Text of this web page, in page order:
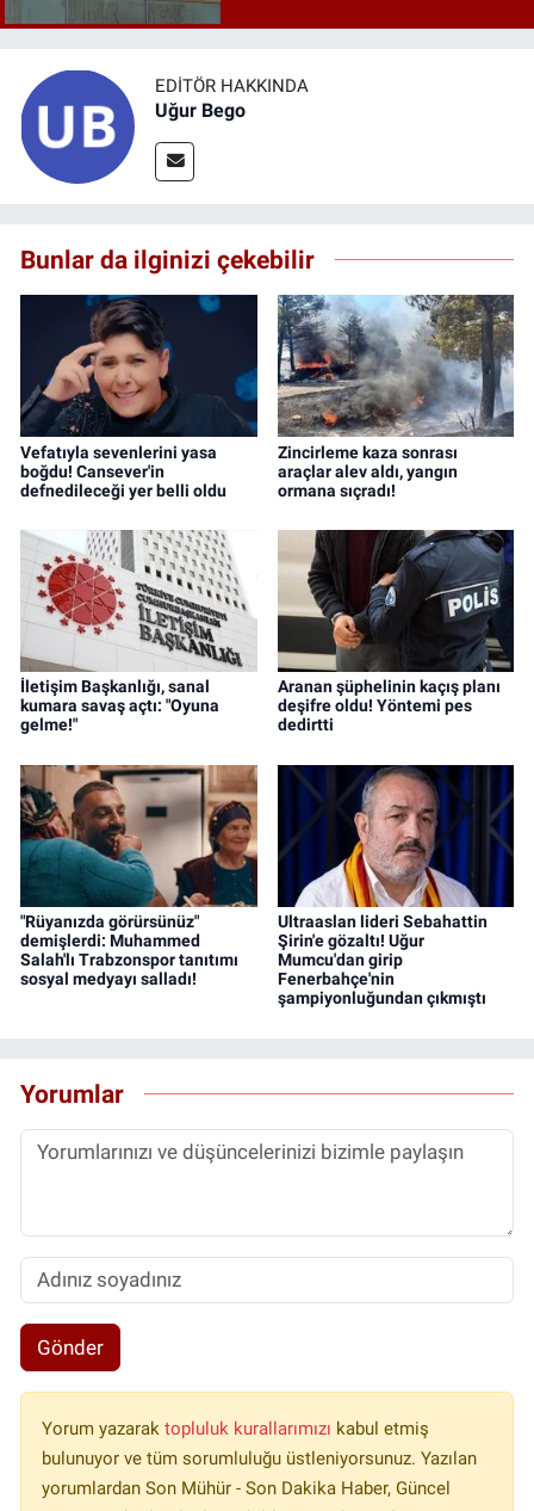
EDITÖR HAKKINDA
Uğur Bego
Bunlar da ilginizi çekebilir
Vefatıyla sevenlerini yasa
boğdu! Cansever'in
defnedileceği yer belli oldu
Zincirleme kaza sonrası
araçlar alev aldı, yangın
ormana sıçradı!
İletişim Başkanlığı, sanal
kumara savaş açtı: "Oyuna
gelme!"
Aranan şüphelinin kaçış planı
deşifre oldu! Yöntemi pes
dedirtti
"Rüyanızda görürsünüz"
demişlerdi: Muhammed
Salah'lı Trabzonspor tanıtımı
sosyal medyayı salladı!
Ultraaslan lideri Sebahattin
Şirin'e gözaltı! Uğur
Mumcu'dan girip
Fenerbahçe'nin
şampiyonluğundan çıkmıştı
Yorumlar
Gönder
Yorum yazarak topluluk kurallarımızı kabul etmiş
bulunuyor ve tüm sorumluluğu üstleniyorsunuz. Yazılan
yorumlardan Son Mühür - Son Dakika Haber, Güncel